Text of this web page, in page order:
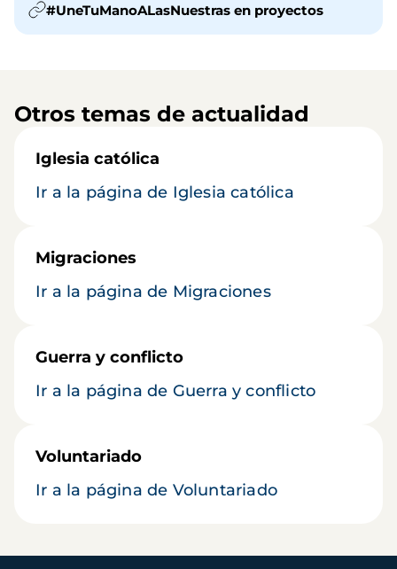
#UneTuManoALasNuestras en proyectos
Otros temas de actualidad
Iglesia católica
Ir a la página de Iglesia católica
Migraciones
Ir a la página de Migraciones
Guerra y conflicto
Ir a la página de Guerra y conflicto
Voluntariado
Ir a la página de Voluntariado